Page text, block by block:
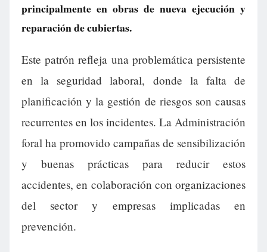
principalmente en obras de nueva ejecución y
reparación de cubiertas.
Este patrón refleja una problemática persistente
en la seguridad laboral, donde la falta de
planificación y la gestión de riesgos son causas
recurrentes en los incidentes. La Administración
foral ha promovido campañas de sensibilización
y buenas prácticas para reducir estos
accidentes, en colaboración con organizaciones
del sector y empresas implicadas en
prevención.